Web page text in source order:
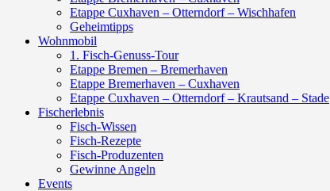
Etappe Cuxhaven – Otterndorf – Wischhafen
Geheimtipps
Wohnmobil
1. Fisch-Genuss-Tour
Etappe Bremen – Bremerhaven
Etappe Bremerhaven – Cuxhaven
Etappe Cuxhaven – Otterndorf – Krautsand – Stade
Fischerlebnis
Fisch-Wissen
Fisch-Rezepte
Fisch-Produzenten
Gewinne Angeln
Events